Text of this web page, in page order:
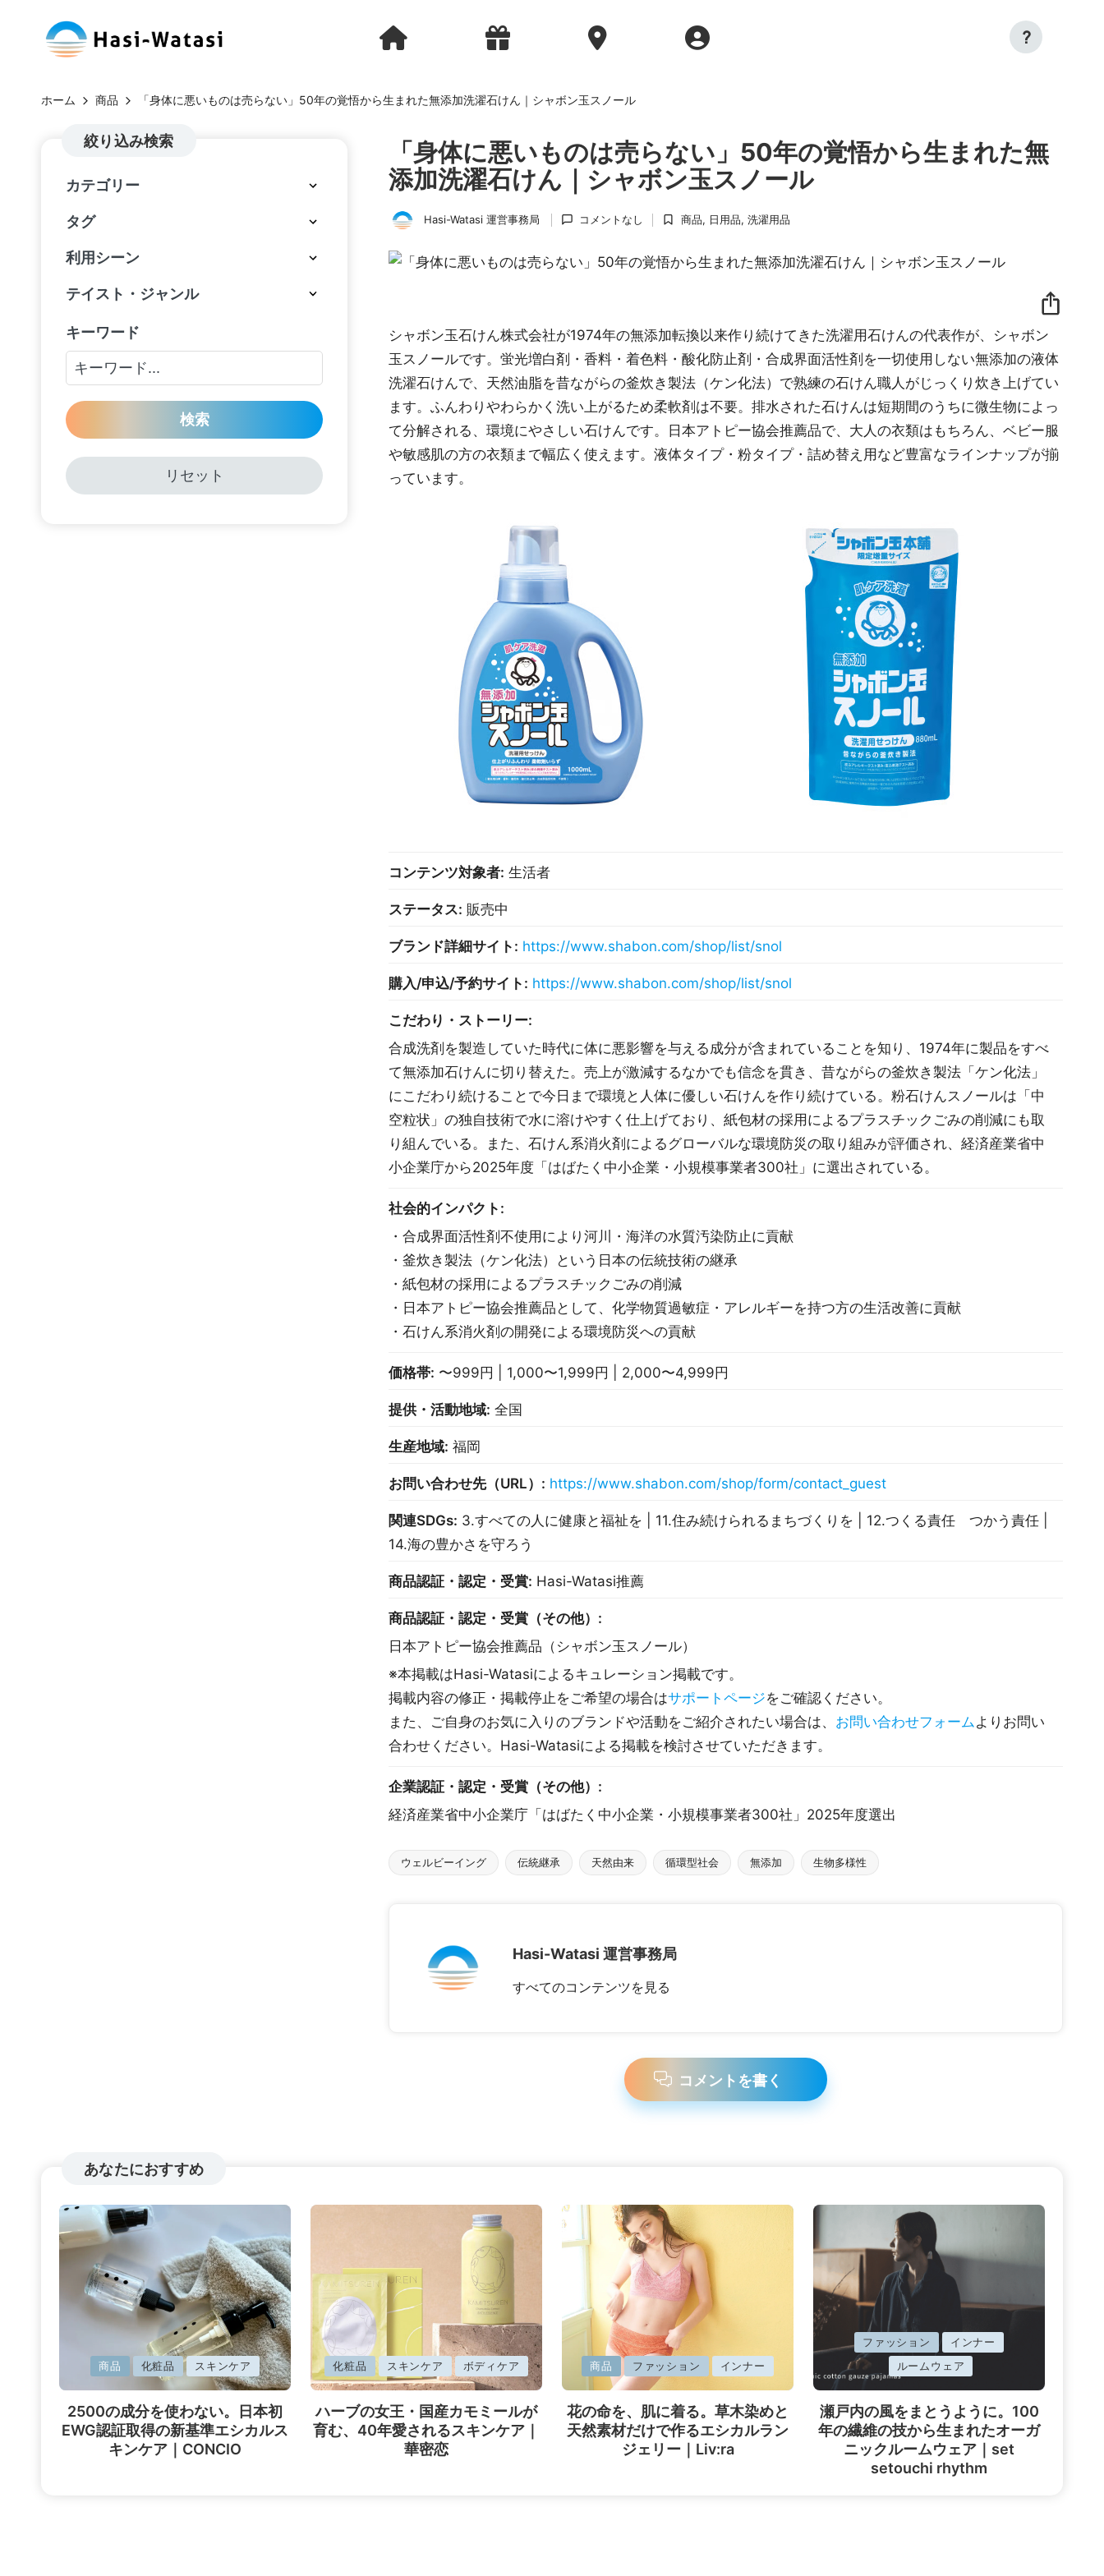
a
W
at
si
分
も、
?
ホーム 商品 「身体に悪いものは売らない」50年の覚悟から生まれた無添加洗濯石けん｜シャボン玉スノール
「身体に悪いものは売らない」50年の覚悟から生まれた無
添加洗濯石けん｜シャボン玉スノール
投
者
Hasi-Watasi 運営事務局 コメントなし
に
載
商品, 日用品,洗濯用品
シャボン玉石けん株式会社が1974年の無添加転換以来作り続けてきた洗濯用石けんの代表作が、シャボン
玉スノールです。蛍光増白剤・香料・着色料・酸化防止剤・合成界面活性剤を一切使用しない無添加の液体
洗濯石けんで、天然油脂を昔ながらの釜炊き製法（ケン化法）で熟練の石けん職人がじっくり炊き上げてい
ます。ふんわりやわらかく洗い上がるため柔軟剤は不要。排水された石けんは短期間のうちに微生物によっ
て分解される、環境にやさしい石けんです。日本アトピー協会推薦品で、大人の衣類はもちろん、ベビー服
や敏感肌の方の衣類まで幅広く使えます。液体タイプ・粉タイプ・詰め替え用など豊富なラインナップが揃
っています。
コンテンツ対象者: 生活者
ステータス: 販売中
ブランド詳細サイト: https://www.shabon.com/shop/list/snol
購入/申込/予約サイト: https://www.shabon.com/shop/list/snol
こだわり・ストーリー:
合成洗剤を製造していた時代に体に悪影響を与える成分が含まれていることを知り、1974年に製品をすべ
て無添加石けんに切り替えた。売上が激減するなかでも信念を貫き、昔ながらの釜炊き製法「ケン化法」
にこだわり続けることで今日まで環境と人体に優しい石けんを作り続けている。粉石けんスノールは「中
空粒状」の独自技術で水に溶けやすく仕上げており、紙包材の採用によるプラスチックごみの削減にも取
り組んでいる。また、石けん系消火剤によるグローバルな環境防災の取り組みが評価され、経済産業省中
小企業庁から2025年度「はばたく中小企業・小規模事業者300社」に選出されている。
社会的インパクト:
・合成界面活性剤不使用により河川・海洋の水質汚染防止に貢献
・釜炊き製法（ケン化法）という日本の伝統技術の継承
・紙包材の採用によるプラスチックごみの削減
・日本アトピー協会推薦品として、化学物質過敏症・アレルギーを持つ方の生活改善に貢献
・石けん系消火剤の開発による環境防災への貢献
価格帯: 〜999円 | 1,000〜1,999円 | 2,000〜4,999円
提供・活動地域: 全国
生産地域: 福岡
お問い合わせ先（URL）: https://www.shabon.com/shop/form/contact_guest
関連SDGs: 3.すべての人に健康と福祉を | 11.住み続けられるまちづくりを | 12.つくる責任 つかう責任 |
14.海の豊かさを守ろう
商品認証・認定・受賞: Hasi-Watasi推薦
商品認証・認定・受賞（その他）:
日本アトピー協会推薦品（シャボン玉スノール）
※本掲載はHasi-Watasiによるキュレーション掲載です。
掲載内容の修正・掲載停止をご希望の場合はサポートページをご確認ください。
また、ご自身のお気に入りのブランドや活動をご紹介されたい場合は、 お問い合わせフォーム よりお問い
合わせください。Hasi-Watasiによる掲載を検討させていただきます。
企業認証・認定・受賞（その他）:
経済産業省中小企業庁「はばたく中小企業・小規模事業者300社」2025年度選出
タ
ウェルビーイング 伝統継承 天然由来 循環型社会 無添加 生物多様性
Hasi-Watasi 運営事務局
すべてのコンテンツを見る
コメントを書く
絞り込み検索
カテゴリー
タグ
利用シーン
テイスト・ジャンル
キーワード
検索
リセット
あなたにおすすめ
載
済
商品 化粧品 スキンケア
2500の成分を使わない。日本初
EWG認証取得の新基準エシカルス
キンケア｜CONCIO
に
掲
済
化粧品 スキンケア ボディケア
ハーブの女王・国産カモミールが
育む、40年愛されるスキンケア｜
華密恋
載
済
商品 ファッション インナー
花の命を、肌に着る。草木染めと
天然素材だけで作るエシカルラン
ジェリー｜Liv:ra
載
み
ファッション
インナー
ルームウェア
瀬戸内の風をまとうように。100
年の繊維の技から生まれたオーガ
ニックルームウェア｜set
setouchi rhythm